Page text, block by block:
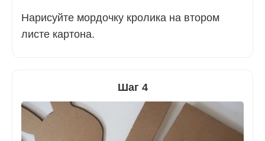
Нарисуйте мордочку кролика на втором
листе картона.
Шаг 4